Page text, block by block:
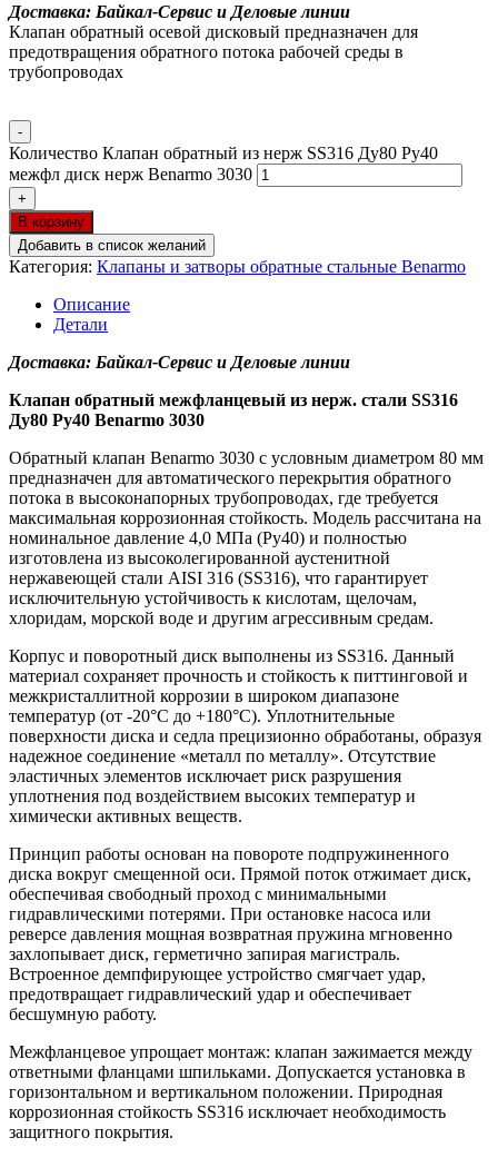
Доставка: Байкал-Сервис и Деловые линии
Клапан обратный осевой дисковый предназначен для
предотвращения обратного потока рабочей среды в
трубопроводах
-
Количество Клапан обратный из нерж SS316 Ду80 Ру40
межфл диск нерж Benarmo 3030
+
В корзину
Добавить в список желаний
Категория: Клапаны и затворы обратные стальные Benarmo
Описание
Детали
Доставка: Байкал-Сервис и Деловые линии
Клапан обратный межфланцевый из нерж. стали SS316
Ду80 Ру40 Benarmo 3030
Обратный клапан Benarmo 3030 с условным диаметром 80 мм
предназначен для автоматического перекрытия обратного
потока в высоконапорных трубопроводах, где требуется
максимальная коррозионная стойкость. Модель рассчитана на
номинальное давление 4,0 МПа (Ру40) и полностью
изготовлена из высоколегированной аустенитной
нержавеющей стали AISI 316 (SS316), что гарантирует
исключительную устойчивость к кислотам, щелочам,
хлоридам, морской воде и другим агрессивным средам.
Корпус и поворотный диск выполнены из SS316. Данный
материал сохраняет прочность и стойкость к питтинговой и
межкристаллитной коррозии в широком диапазоне
температур (от -20°C до +180°C). Уплотнительные
поверхности диска и седла прецизионно обработаны, образуя
надежное соединение «металл по металлу». Отсутствие
эластичных элементов исключает риск разрушения
уплотнения под воздействием высоких температур и
химически активных веществ.
Принцип работы основан на повороте подпружиненного
диска вокруг смещенной оси. Прямой поток отжимает диск,
обеспечивая свободный проход с минимальными
гидравлическими потерями. При остановке насоса или
реверсе давления мощная возвратная пружина мгновенно
захлопывает диск, герметично запирая магистраль.
Встроенное демпфирующее устройство смягчает удар,
предотвращает гидравлический удар и обеспечивает
бесшумную работу.
Межфланцевое упрощает монтаж: клапан зажимается между
ответными фланцами шпильками. Допускается установка в
горизонтальном и вертикальном положении. Природная
коррозионная стойкость SS316 исключает необходимость
защитного покрытия.